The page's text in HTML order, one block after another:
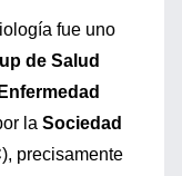
fue uno
de Salud
la Sociedad
), precisamente